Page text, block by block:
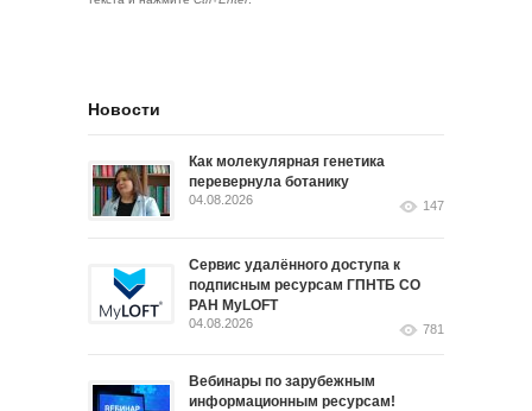
Новости
Как молекулярная генетика
перевернула ботанику
04.08.2026 147
Сервис удалённого доступа к
подписным ресурсам ГПНТБ СО
РАН MyLOFT
04.08.2026 781
Вебинары по зарубежным
информационным ресурсам!